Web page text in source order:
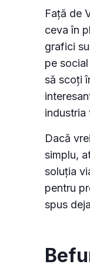
Față de
ceva în
grafici
pe
să scoți
industria
Dacă
simplu,
soluția
pentru
spus